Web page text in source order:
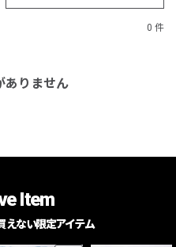
0 件
ありません
Item
えない限定アイテム